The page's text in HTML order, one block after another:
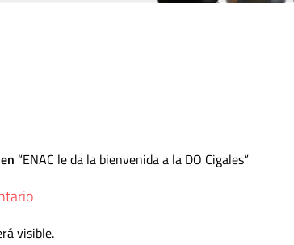
ENAC le da la bienvenida a la DO Cigales
visible.